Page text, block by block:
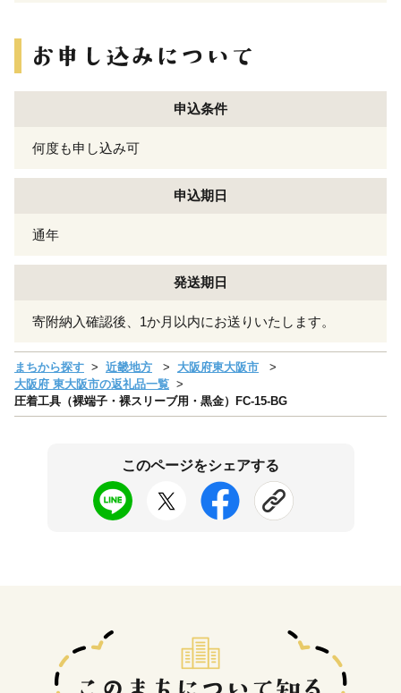
申込条件
何度も申し込み可
申込期日
通年
発送期日
寄附納入確認後、1か月以内にお送りいたします。
まちから探す 近畿地方
大阪府東大阪市
大阪府 東大阪市の返礼品一覧
圧着工具（裸端子・裸スリーブ用・黒金）FC-15-BG
このページをシェアする